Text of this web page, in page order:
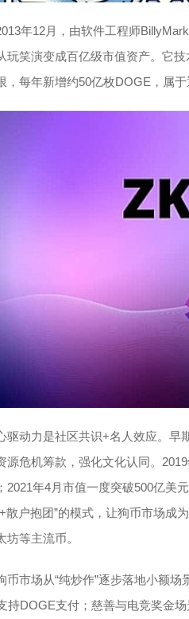
年12月，由软件工程师
玩笑演变成百亿级市值资产。它
，每年新增约50亿枚DOGE，属
驱动力是社区共识+名人效应。早
源危机筹款，强化文化认同。
2021年4月市值一度突破500亿美
散户抱团”的模式，让狗币市场成
等主流币。
币市场从“纯炒作”逐步落地小额
持DOGE支付；慈善与电竞奖金